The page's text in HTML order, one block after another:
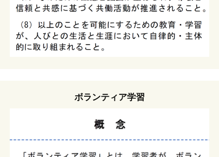
ボランティア学習